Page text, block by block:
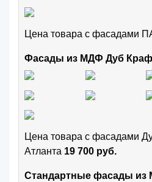
Цена товара с фасадами
Фасады из МДФ Дуб
Цена товара с фасадами
Атланта 19 700 руб.
Стандартные фасады из